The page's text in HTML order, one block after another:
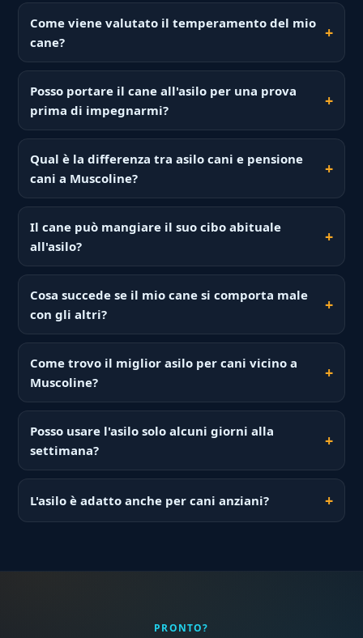
Come viene valutato il temperamento del mio
cane?
Posso portare il cane all'asilo per una prova
prima di impegnarmi?
Qual è la differenza tra asilo cani e pensione
cani a Muscoline?
Il cane può mangiare il suo cibo abituale
all'asilo?
Cosa succede se il mio cane si comporta male
con gli altri?
Come trovo il miglior asilo per cani vicino a
Muscoline?
Posso usare l'asilo solo alcuni giorni alla
settimana?
L'asilo è adatto anche per cani anziani?
PRONTO?